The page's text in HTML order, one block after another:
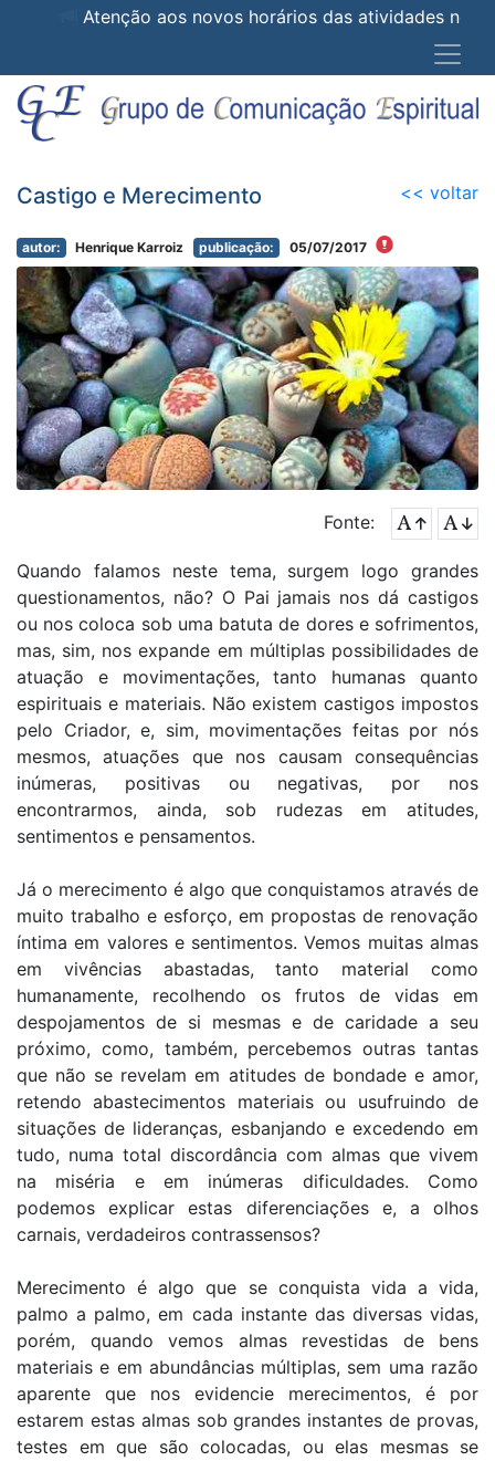
Atenção aos novos horários das atividades
Castigo e Merecimento << voltar
autor: Henrique Karroiz publicação: 05/07/2017
Fonte:
Quando falamos neste tema, surgem logo grandes
questionamentos, não? O Pai jamais nos dá castigos
ou nos coloca sob uma batuta de dores e sofrimentos,
mas, sim, nos expande em múltiplas possibilidades de
atuação e movimentações, tanto humanas quanto
espirituais e materiais. Não existem castigos impostos
pelo Criador, e, sim, movimentações feitas por nós
mesmos, atuações que nos causam consequências
inúmeras, positivas ou negativas, por nos
encontrarmos, ainda, sob rudezas em atitudes,
sentimentos e pensamentos.
Já o merecimento é algo que conquistamos através de
muito trabalho e esforço, em propostas de renovação
íntima em valores e sentimentos. Vemos muitas almas
em vivências abastadas, tanto material como
humanamente, recolhendo os frutos de vidas em
despojamentos de si mesmas e de caridade a seu
próximo, como, também, percebemos outras tantas
que não se revelam em atitudes de bondade e amor,
retendo abastecimentos materiais ou usufruindo de
situações de lideranças, esbanjando e excedendo em
tudo, numa total discordância com almas que vivem
na miséria e em inúmeras dificuldades. Como
podemos explicar estas diferenciações e, a olhos
carnais, verdadeiros contrassensos?
Merecimento é algo que se conquista vida a vida,
palmo a palmo, em cada instante das diversas vidas,
porém, quando vemos almas revestidas de bens
materiais e em abundâncias múltiplas, sem uma razão
aparente que nos evidencie merecimentos, é por
estarem estas almas sob grandes instantes de provas,
testes em que são colocadas, ou elas mesmas se